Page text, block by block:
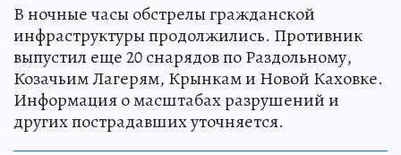
В ночные часы обстрелы гражданской
инфраструктуры продолжились. Противник
выпустил еще 20 снарядов по Раздольному,
Козачьим Лагерям, Крынкам и Новой Каховке.
Информация о масштабах разрушений и
других пострадавших уточняется.